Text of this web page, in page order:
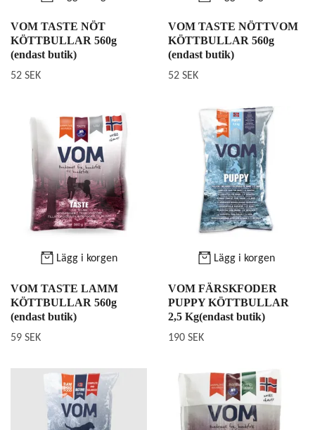
VOM TASTE NÖT
KÖTTBULLAR 560g
(endast butik)
52 SEK
VOM TASTE NÖTTVOM
KÖTTBULLAR 560g
(endast butik)
52 SEK
Lägg i korgen
VOM TASTE LAMM
KÖTTBULLAR 560g
(endast butik)
59 SEK
Lägg i korgen
VOM FÄRSKFODER
PUPPY KÖTTBULLAR
2,5 Kg(endast butik)
190 SEK